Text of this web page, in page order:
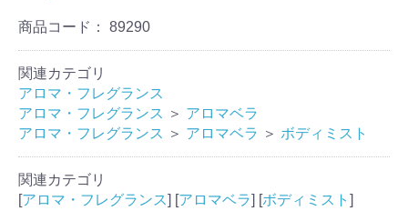
商品コード： 89290
関連カテゴリ
アロマ・フレグランス
アロマ・フレグランス ＞ アロマベラ
アロマ・フレグランス ＞ アロマベラ ＞ ボディミスト
関連カテゴリ
[アロマ・フレグランス] [アロマベラ] [ボディミスト ]